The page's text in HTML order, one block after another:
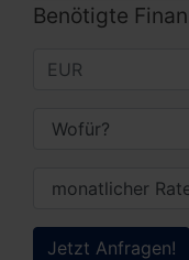
Benötigte
Jetzt Anfragen!